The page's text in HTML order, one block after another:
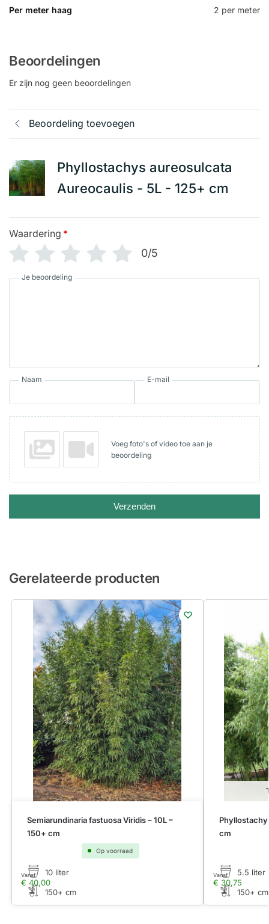
Per meter haag 2 per meter
Beoordelingen
Er zijn nog geen beoordelingen
Beoordeling toevoegen
Phyllostachys aureosulcata
Aureocaulis - 5L - 125+ cm
Waardering *
0/5
Je beoordeling
Naam E-mail
Voeg foto's of video toe aan je
beoordeling
Verzenden
Gerelateerde producten
Semiarundinaria fastuosa Viridis – 10L –
150+ cm
Op voorraad
€ 40,00
Vanaf 10 liter
150+ cm
cm
€ 30,75
Vanaf 5.5 liter
150+ cm